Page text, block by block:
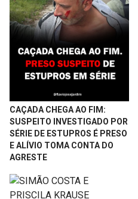
CAÇADA CHEGA AO FIM:
SUSPEITO INVESTIGADO POR
SÉRIE DE ESTUPROS É PRESO
E ALÍVIO TOMA CONTA DO
AGRESTE